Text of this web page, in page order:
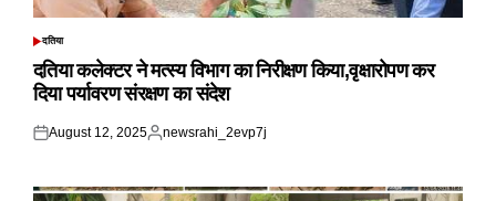
POSTED
दतिया
दतिया कलेक्टर ने मत्स्य विभाग का निरीक्षण किया,वृक्षारोपण कर
दिया पर्यावरण संरक्षण का संदेश
Posted
August 12, 2025
Posted
newsrahi_2evp7j